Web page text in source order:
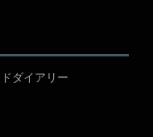
ダイアリー